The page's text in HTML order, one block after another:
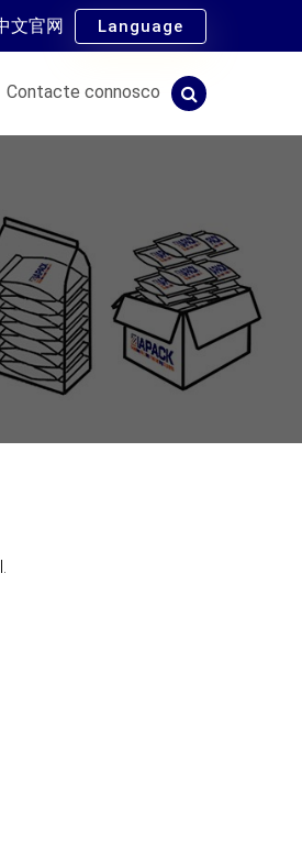
文官网 Language
Contacte connosco